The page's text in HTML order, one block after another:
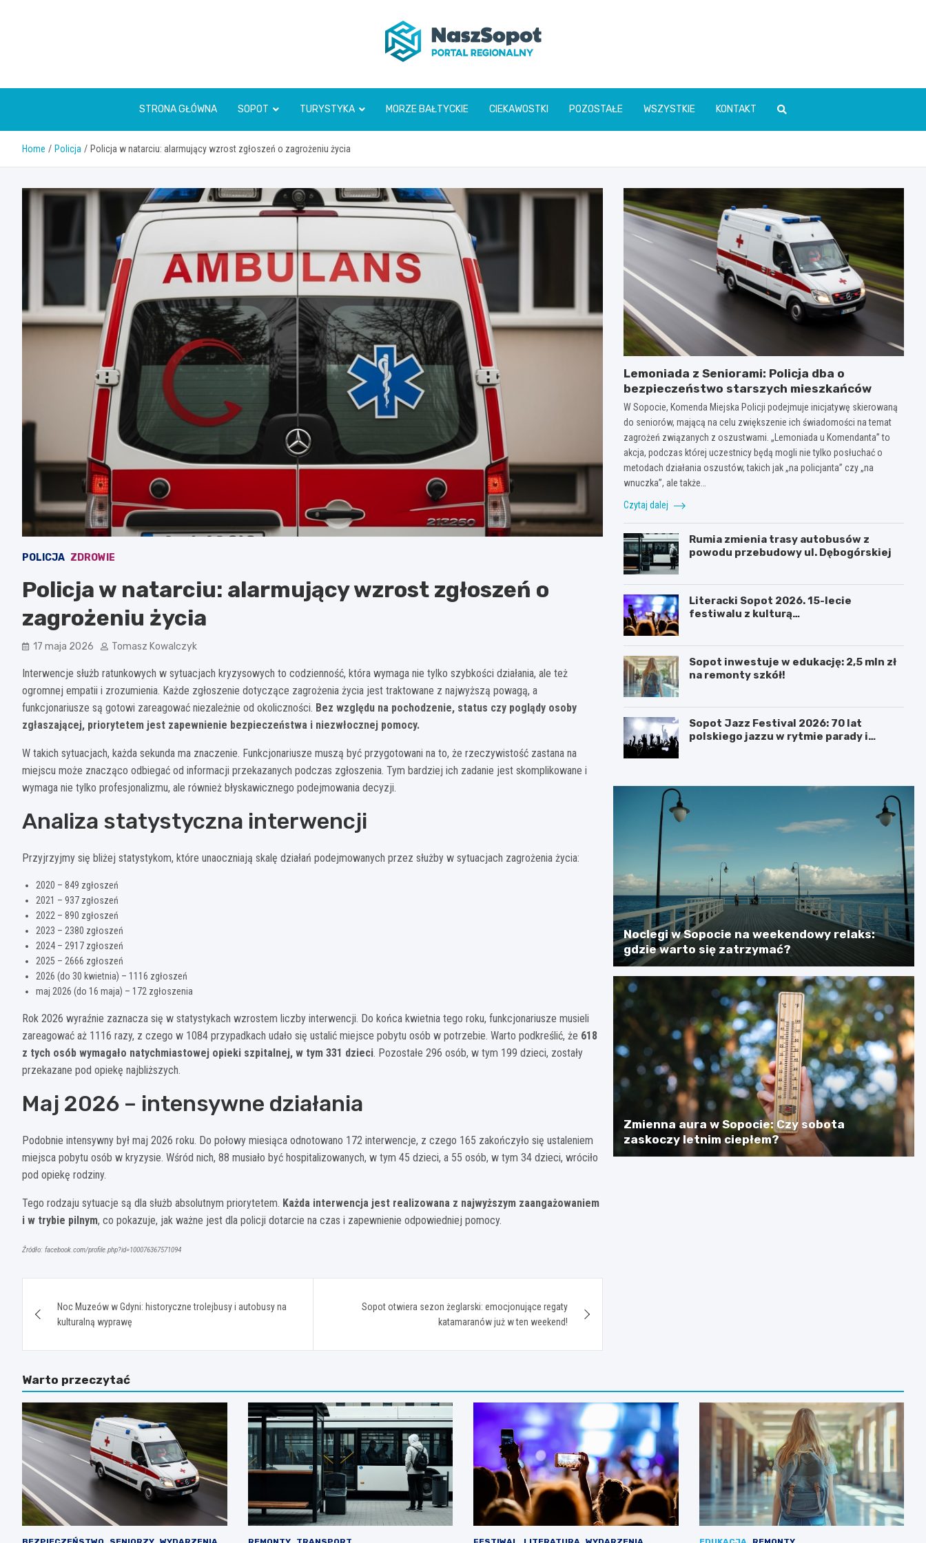
www.naszsopot.pl
STRONA GŁÓWNA SOPOT TURYSTYKA MORZE BAŁTYCKIE CIEKAWOSTKI POZOSTAŁE WSZYSTKIE KONTAKT
Home Policja Policja w natarciu: alarmujący wzrost zgłoszeń o zagrożeniu życia
POLICJA ZDROWIE
Policja w natarciu: alarmujący wzrost zgłoszeń o
zagrożeniu życia
17 maja 2026 Tomasz Kowalczyk
Interwencje służb ratunkowych w sytuacjach kryzysowych to codzienność, która wymaga nie tylko szybkości działania, ale też
ogromnej empatii i zrozumienia. Każde zgłoszenie dotyczące zagrożenia życia jest traktowane z najwyższą powagą, a
funkcjonariusze są gotowi zareagować niezależnie od okoliczności. Bez względu na pochodzenie, status czy poglądy osoby
zgłaszającej, priorytetem jest zapewnienie bezpieczeństwa i niezwłocznej pomocy.
W takich sytuacjach, każda sekunda ma znaczenie. Funkcjonariusze muszą być przygotowani na to, że rzeczywistość zastana na
miejscu może znacząco odbiegać od informacji przekazanych podczas zgłoszenia. Tym bardziej ich zadanie jest skomplikowane i
wymaga nie tylko profesjonalizmu, ale również błyskawicznego podejmowania decyzji.
Analiza statystyczna interwencji
Przyjrzyjmy się bliżej statystykom, które unaoczniają skalę działań podejmowanych przez służby w sytuacjach zagrożenia życia:
2020 – 849 zgłoszeń
2021 – 937 zgłoszeń
2022 – 890 zgłoszeń
2023 – 2380 zgłoszeń
2024 – 2917 zgłoszeń
2025 – 2666 zgłoszeń
2026 (do 30 kwietnia) – 1116 zgłoszeń
maj 2026 (do 16 maja) – 172 zgłoszenia
Rok 2026 wyraźnie zaznacza się w statystykach wzrostem liczby interwencji. Do końca kwietnia tego roku, funkcjonariusze musieli
zareagować aż 1116 razy, z czego w 1084 przypadkach udało się ustalić miejsce pobytu osób w potrzebie. Warto podkreślić, że 618
z tych osób wymagało natychmiastowej opieki szpitalnej, w tym 331 dzieci. Pozostałe 296 osób, w tym 199 dzieci, zostały
przekazane pod opiekę najbliższych.
Maj 2026 – intensywne działania
Podobnie intensywny był maj 2026 roku. Do połowy miesiąca odnotowano 172 interwencje, z czego 165 zakończyło się ustaleniem
miejsca pobytu osób w kryzysie. Wśród nich, 88 musiało być hospitalizowanych, w tym 45 dzieci, a 55 osób, w tym 34 dzieci, wróciło
pod opiekę rodziny.
Tego rodzaju sytuacje są dla służb absolutnym priorytetem. Każda interwencja jest realizowana z najwyższym zaangażowaniem
i w trybie pilnym, co pokazuje, jak ważne jest dla policji dotarcie na czas i zapewnienie odpowiedniej pomocy.
Źródło: facebook.com/profile.php?id=100076367571094
wpisuNoc Muzeów w Gdyni: historyczne trolejbusy i autobusy na
kulturalną wyprawę
Sopot otwiera sezon żeglarski: emocjonujące regaty
katamaranów już w ten weekend!
Lemoniada z Seniorami: Policja dba o
bezpieczeństwo starszych mieszkańców
W Sopocie, Komenda Miejska Policji podejmuje inicjatywę skierowaną
do seniorów, mającą na celu zwiększenie ich świadomości na temat
zagrożeń związanych z oszustwami. „Lemoniada u Komendanta” to
akcja, podczas której uczestnicy będą mogli nie tylko posłuchać o
metodach działania oszustów, takich jak „na policjanta” czy „na
wnuczka”, ale także…
Czytaj dalej
Rumia zmienia trasy autobusów z
powodu przebudowy ul. Dębogórskiej
Literacki Sopot 2026. 15-lecie
festiwalu z kulturą
Sopot inwestuje w edukację: 2,5 mln zł
na remonty szkół!
Sopot Jazz Festival 2026: 70 lat
polskiego jazzu w rytmie parady i
Noclegi w Sopocie na weekendowy relaks:
gdzie warto się zatrzymać?
Zmienna aura w Sopocie: Czy sobota
zaskoczy letnim ciepłem?
Warto przeczytać